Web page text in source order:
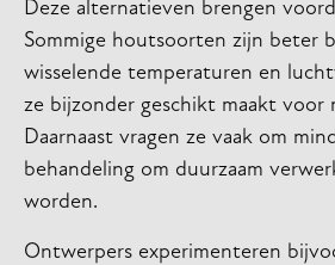
Deze alternatieven brengen
Sommige houtsoorten zijn beter
wisselende temperaturen en
ze bijzonder geschikt maakt voor
Daarnaast vragen ze vaak om
behandeling om duurzaam
worden.
Ontwerpers experimenteren